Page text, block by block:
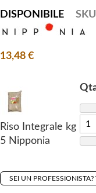
o
f
h
g
e
g
a
DISPONIBILE SKU
13,48 €
Riso Integrale kg
5 Nipponia
SEI UN